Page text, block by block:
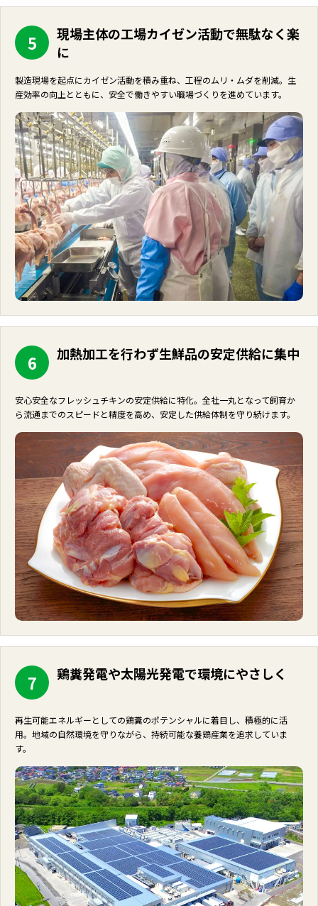
5
現場主体の工場カイゼン活動で無駄なく楽
に
製造現場を起点にカイゼン活動を積み重ね、工程のムリ・ムダを削減。生
産効率の向上とともに、安全で働きやすい職場づくりを進めています。
6 加熱加工を行わず生鮮品の安定供給に集中
安心安全なフレッシュチキンの安定供給に特化。全社一丸となって飼育か
ら流通までのスピードと精度を高め、安定した供給体制を守り続けます。
7 鶏糞発電や太陽光発電で環境にやさしく
再生可能エネルギーとしての鶏糞のポテンシャルに着目し、積極的に活
用。地域の自然環境を守りながら、持続可能な養鶏産業を追求していま
す。